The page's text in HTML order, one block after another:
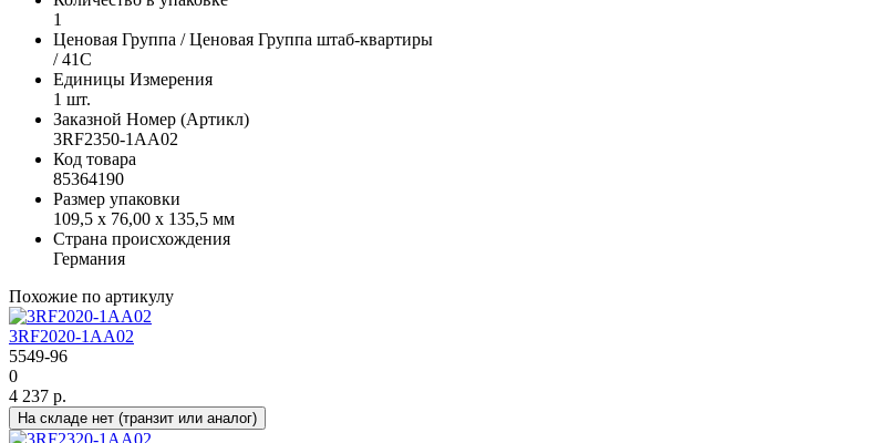
1
Ценовая Группа / Ценовая Группа штаб-квартиры
/ 41C
Единицы Измерения
1 шт.
Заказной Номер (Артикл)
3RF2350-1AA02
Код товара
85364190
Размер упаковки
109,5 x 76,00 x 135,5 мм
Страна происхождения
Германия
Похожие по артикулу
3RF2020-1AA02
5549-96
0
4 237 р.
На складе нет (транзит или аналог)